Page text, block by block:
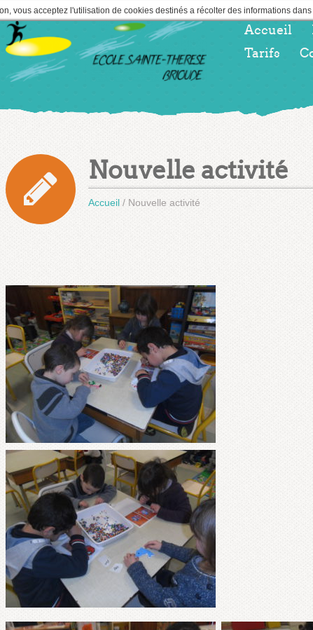
vous acceptez l'utilisation de cookies destinés a récolter des informations
Accueil
Tarifs
Nouvelle activité
Accueil / Nouvelle activité